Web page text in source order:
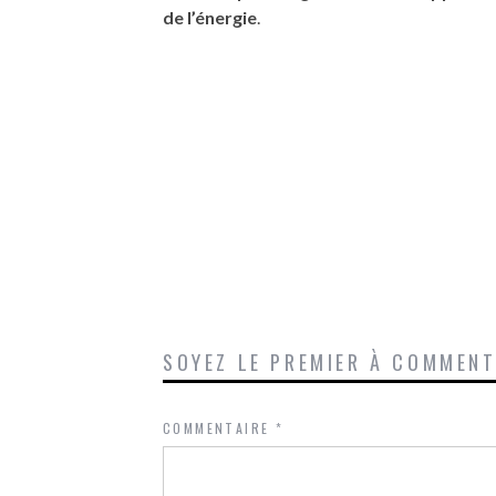
de l’énergie.
SOYEZ LE PREMIER À
COMMENTAIRE *